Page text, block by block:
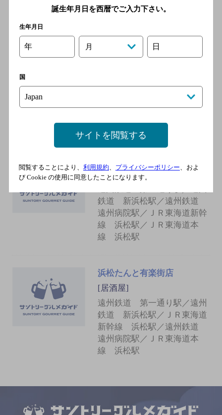
遠州病院駅／ＪＲ東海道新幹
線 浜松駅
[居酒屋]
遠州鉄道線 第一通り駅 徒歩6
歩7分
[居酒屋]
鉄道 新浜松駅／遠州鉄道
遠州病院駅／ＪＲ東海道新幹
線 浜松駅／ＪＲ東海道本
線 浜松駅
浜松たんと有楽街店
[居酒屋]
遠州鉄道 第一通り駅／遠州
鉄道 新浜松駅／ＪＲ東海道
新幹線 浜松駅／遠州鉄道
遠州病院駅／ＪＲ東海道本
線 浜松駅
誕生年月日を西暦でご入力下さい。
生年月日
年 月 日
国
サイトを閲覧する
閲覧することにより、 利用規約、 プライバシーポリシー、およ
び Cookie の使用に同意したことになります。